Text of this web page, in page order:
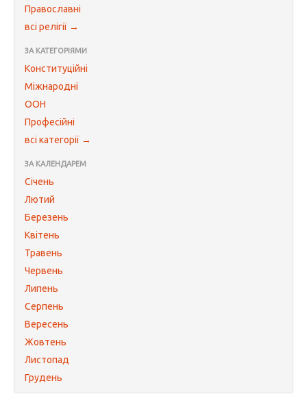
Православні
всі релігії →
ЗА КАТЕГОРІЯМИ
Конституційні
Міжнародні
ООН
Професійні
всі категорії →
ЗА КАЛЕНДАРЕМ
Січень
Лютий
Березень
Квітень
Травень
Червень
Липень
Серпень
Вересень
Жовтень
Листопад
Грудень